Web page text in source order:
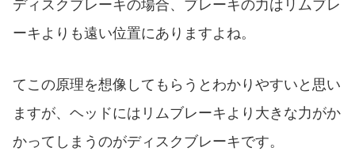
ディスクブレーキの場合、ブレーキの力はリムブレ
ーキよりも遠い位置にありますよね。
てこの原理を想像してもらうとわかりやすいと思い
ますが、ヘッドにはリムブレーキより大きな力がか
かってしまうのがディスクブレーキです。